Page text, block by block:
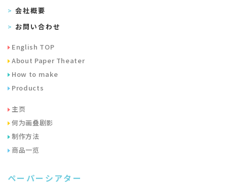
会社概要
お問い合わせ
English TOP
About Paper Theater
How to make
Products
主页
何为画叠剧影
制作方法
商品一览
ペーパーシアター